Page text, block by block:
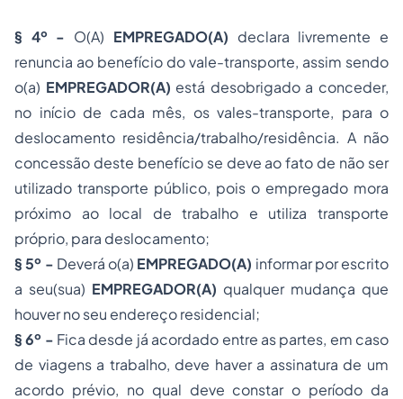
§ 4º - O(A) EMPREGADO(A) declara livremente e
renuncia ao benefício do vale-transporte, assim sendo
o(a) EMPREGADOR(A) está desobrigado a conceder,
no início de cada mês, os vales-transporte, para o
deslocamento residência/trabalho/residência. A não
concessão deste benefício se deve ao fato de não ser
utilizado transporte público, pois o empregado mora
próximo ao local de trabalho e utiliza transporte
próprio, para deslocamento;
§ 5º - Deverá o(a) EMPREGADO(A) informar por escrito
a seu(sua) EMPREGADOR(A) qualquer mudança que
houver no seu endereço residencial;
§ 6º - Fica desde já acordado entre as partes, em caso
de viagens a trabalho, deve haver a assinatura de um
acordo prévio, no qual deve constar o período da